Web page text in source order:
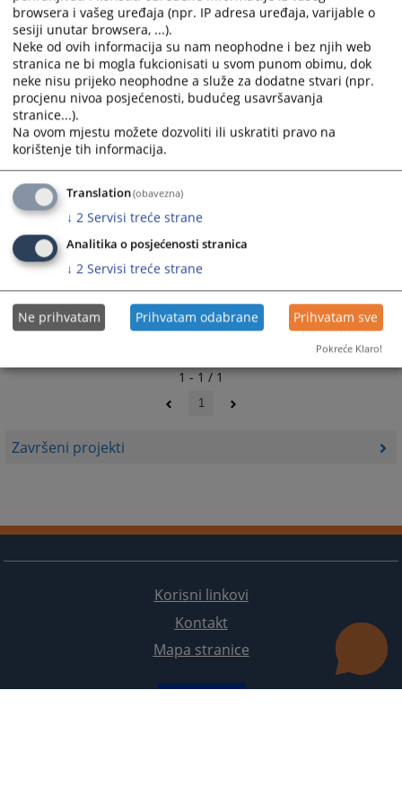
Završeni projekti
calendar
and
select
a
date.
Press
the
question
key
get
the
keyboard
for
changing
calendar
and
select
a
date.
Press
the
question
to
get
the
keyboard
for
changing
1 - 1 / 1
1
Korisni linkovi
Kontakt
Mapa stranice
browsera i vašeg uređaja (npr. IP adresa uređaja, varijable o
sesiji unutar browsera, ...).
Neke od ovih informacija su nam neophodne i bez njih web
stranica ne bi mogla fukcionisati u svom punom obimu, dok
neke nisu prijeko neophodne a služe za dodatne stvari (npr.
procjenu nivoa posjećenosti, budućeg usavršavanja
stranice...).
Na ovom mjestu možete dozvoliti ili uskratiti pravo na
korištenje tih informacija.
Translation(obavezna)
↓ 2 Servisi treće strane
Analitika o posjećenosti stranica
↓ 2 Servisi treće strane
Ne prihvatam Prihvatam odabrane Prihvatam sve
Pokreće Klaro!